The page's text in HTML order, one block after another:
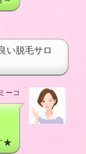
い脱毛サロ
ミーコ
★